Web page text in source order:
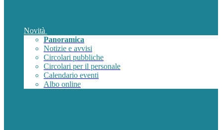
Novità
Panoramica
Notizie e avvisi
Circolari pubbliche
Circolari per il personale
Calendario eventi
Albo online